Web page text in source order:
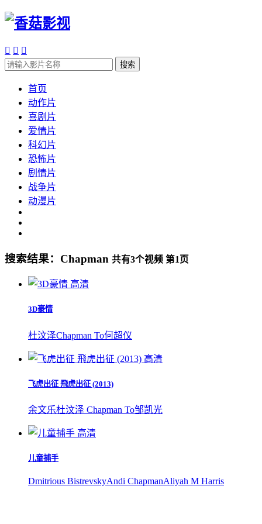
  
搜索
首页
动作片
喜剧片
爱情片
科幻片
恐怖片
剧情片
战争片
动漫片
搜索结果： Chapman 共有3个视频 第1 页
高清
3D豪情
杜汶泽Chapman To何超仪
高清
飞虎出征 飛虎出征 (2013)
余文乐杜汶泽 Chapman To邹凯光
高清
儿童捕手
Dmitrious BistrevskyAndi ChapmanAliyah M Harris